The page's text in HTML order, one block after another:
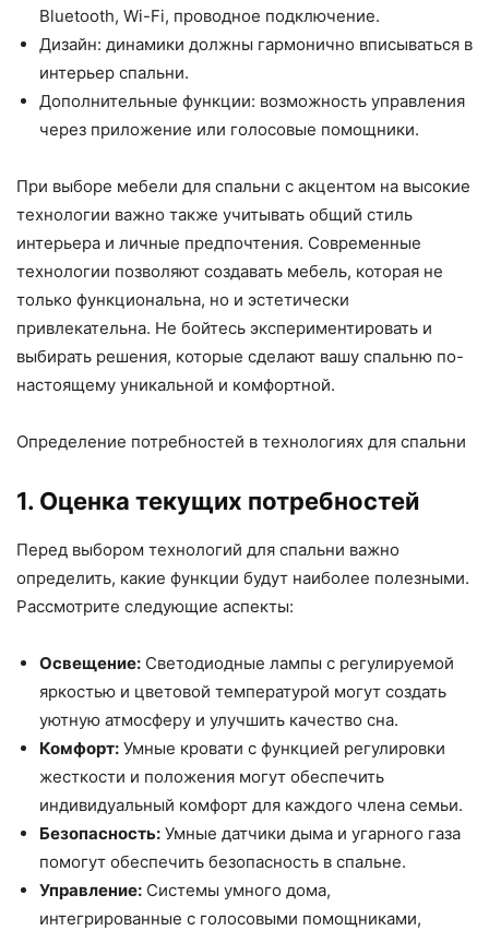
Bluetooth, Wi-Fi, проводное подключение.
Дизайн: динамики должны гармонично вписываться в
интерьер спальни.
Дополнительные функции: возможность управления
через приложение или голосовые помощники.
При выборе мебели для спальни с акцентом на высокие
технологии важно также учитывать общий стиль
интерьера и личные предпочтения. Современные
технологии позволяют создавать мебель, которая не
только функциональна, но и эстетически
привлекательна. Не бойтесь экспериментировать и
выбирать решения, которые сделают вашу спальню по-
настоящему уникальной и комфортной.
Определение потребностей в технологиях для спальни
1. Оценка текущих потребностей
Перед выбором технологий для спальни важно
определить, какие функции будут наиболее полезными.
Рассмотрите следующие аспекты:
Освещение: Светодиодные лампы с регулируемой
яркостью и цветовой температурой могут создать
уютную атмосферу и улучшить качество сна.
Комфорт: Умные кровати с функцией регулировки
жесткости и положения могут обеспечить
индивидуальный комфорт для каждого члена семьи.
Безопасность: Умные датчики дыма и угарного газа
помогут обеспечить безопасность в спальне.
Управление: Системы умного дома,
интегрированные с голосовыми помощниками,